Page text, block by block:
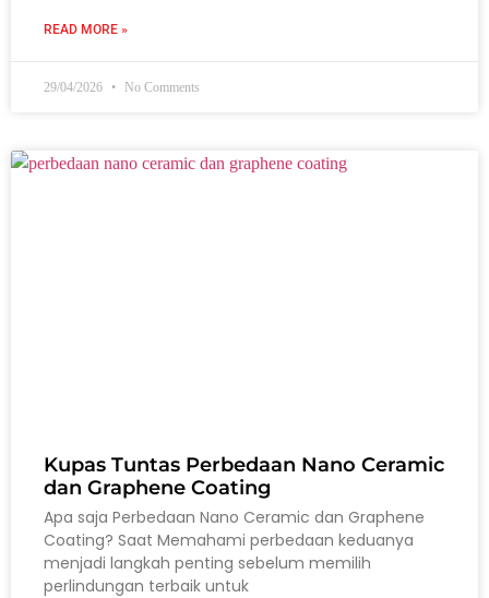
READ MORE »
29/04/2026 No Comments
Kupas Tuntas Perbedaan Nano Ceramic
dan Graphene Coating
Apa saja Perbedaan Nano Ceramic dan Graphene
Coating? Saat Memahami perbedaan keduanya
menjadi langkah penting sebelum memilih
perlindungan terbaik untuk